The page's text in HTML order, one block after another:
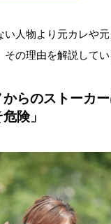
い人物より元カレや
の理由を解説してい
らのストーカ
険」